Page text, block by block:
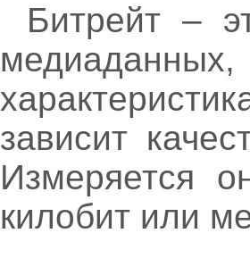
Битрейт –
зависит
Измеряется
килобит или